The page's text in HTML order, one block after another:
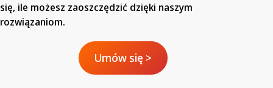
się, ile możesz zaoszczędzić dzięki naszym
rozwiązaniom.
Umów się >